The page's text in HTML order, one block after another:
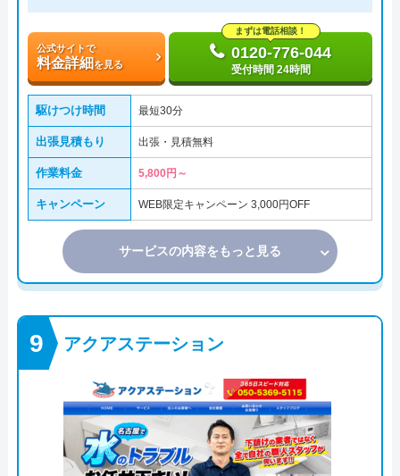
公式サイトで
料金詳細を見る
まずは電話相談！
0120-776-044
受付時間 24時間
駆けつけ時間 最短30分
出張見積もり 出張・見積無料
作業料金 5,800円～
キャンペーン WEB限定キャンペーン 3,000円OFF
サービスの内容をもっと見る
アクアステーション